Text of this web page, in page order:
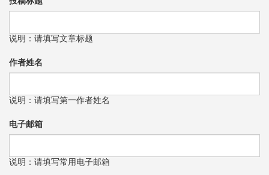
说明：请填写文章标题
作者姓名
说明：请填写第一作者姓名
电子邮箱
说明：请填写常用电子邮箱